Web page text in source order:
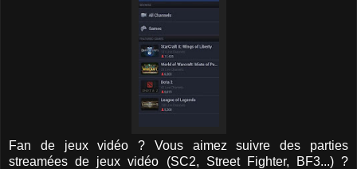
Fan de jeux vidéo ? Vous aimez suivre des parties
streamées de jeux vidéo (SC2, Street Fighter, BF3...) ?